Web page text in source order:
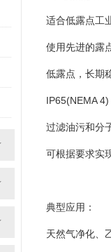
适合低露点工
使用先进的露
低露点，长期
IP65(NEMA
过滤油污和分
可根据要求实
典型应用：
天然气净化、